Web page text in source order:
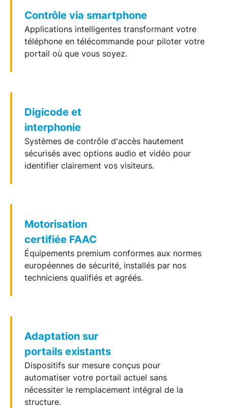
Contrôle via smartphone
Applications intelligentes transformant votre
téléphone en télécommande pour piloter votre
portail où que vous soyez.
Digicode et
interphonie
Systèmes de contrôle d'accès hautement
sécurisés avec options audio et vidéo pour
identifier clairement vos visiteurs.
Motorisation
certifiée FAAC
Équipements premium conformes aux normes
européennes de sécurité, installés par nos
techniciens qualifiés et agréés.
Adaptation sur
portails existants
Dispositifs sur mesure conçus pour
automatiser votre portail actuel sans
nécessiter le remplacement intégral de la
structure.